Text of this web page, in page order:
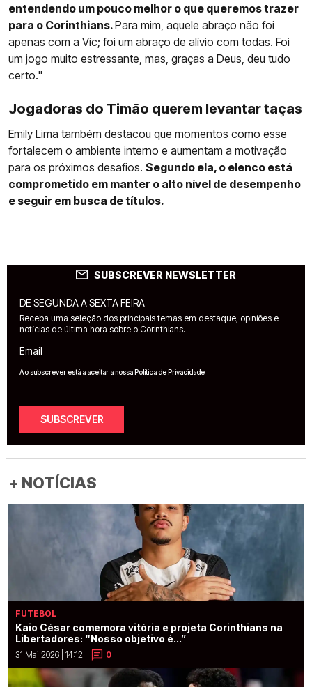
entendendo um pouco melhor o que queremos trazer
para o Corinthians.Para mim, aquele abraço não foi
apenas com a Vic; foi um abraço de alívio com todas. Foi
um jogo muito estressante, mas, graças a Deus, deu tudo
certo."
Jogadoras do Timão querem levantar taças
Emily Lima também destacou que momentos como esse
fortalecem o ambiente interno e aumentam a motivação
para os próximos desafios. Segundo ela, o elenco está
comprometido em manter o alto nível de desempenho
e seguir em busca de títulos.
SUBSCREVER NEWSLETTER
DE SEGUNDA A SEXTA FEIRA
Receba uma seleção dos principais temas em destaque, opiniões e
notícias de última hora sobre o Corinthians.
Email
Ao subscrever está a aceitar a nossaPolítica de Privacidade
SUBSCREVER
+ NOTÍCIAS
FUTEBOL
Kaio César comemora vitória e projeta Corinthians na
Libertadores: “Nosso objetivo é...”
31 Mai 2026 | 14:12 0